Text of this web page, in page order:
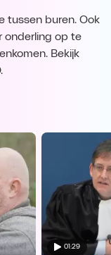
tussen buren. Ook
onderling op te
Bekijk
01:29